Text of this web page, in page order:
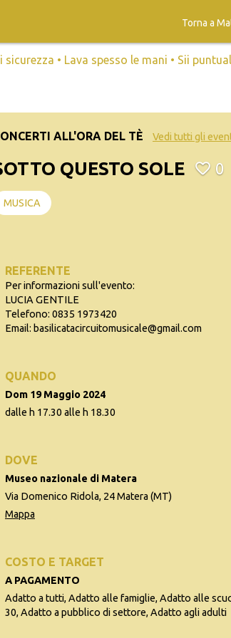
Torna a
• Lava spesso le mani • Sii
ALL'ORA DEL TÈ Vedi tutti gli
QUESTO SOLE 0
MUSICA
REFERENTE
Per informazioni sull'evento:
LUCIA GENTILE
Telefono: 0835 1973420
Email: basilicatacircuitomusicale@gmail.com
QUANDO
Dom 19 Maggio 2024
dalle h 17.30 alle h 18.30
DOVE
Museo nazionale di Matera
Via Domenico Ridola, 24 Matera (MT)
Mappa
COSTO E TARGET
A PAGAMENTO
Adatto a tutti, Adatto alle famiglie, Adatto alle
30, Adatto a pubblico di settore, Adatto agli adulti